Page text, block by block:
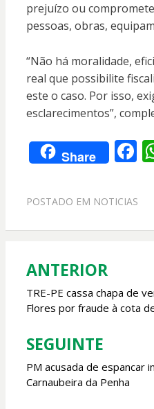
prejuízo ou
pessoas, obras,
“Não há moralidade,
real que possibilite
este o caso. Por isso,
esclarecimentos”,
Share F
e
o
k
POSTADO EM NOTICIAS
Navegação
de
Post
ANTERIOR
TRE-PE cassa chapa de
Flores por fraude à cota
SEGUINTE
PM acusada de espancar
Carnaubeira da Penha